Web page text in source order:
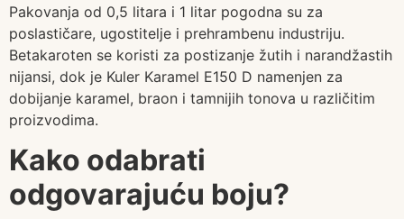
Pakovanja od 0,5 litara i 1 litar pogodna su za
poslastičare, ugostitelje i prehrambenu industriju.
Betakaroten se koristi za postizanje žutih i narandžastih
nijansi, dok je Kuler Karamel E150 D namenjen za
dobijanje karamel, braon i tamnijih tonova u različitim
proizvodima.
Kako odabrati
odgovarajuću boju?